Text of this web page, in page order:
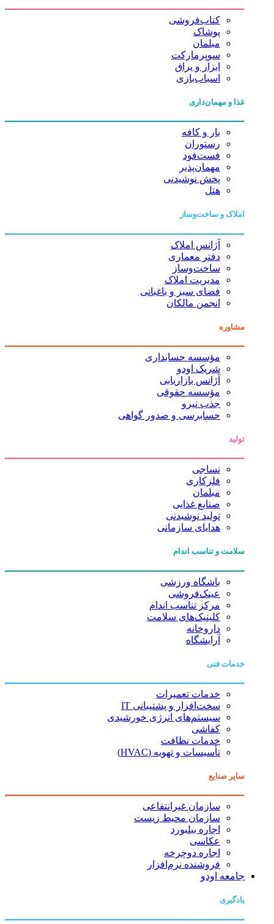
کتاب‌فروشی
پوشاک
مبلمان
سوپرمارکت
ابزار و یراق
اسباب‌بازی
غذا و مهمان‌داری
بار و کافه
رستوران
فست‌فود
مهمان‌پذیر
پخش نوشیدنی
هتل
املاک و ساخت‌وساز
آژانس املاک
دفتر معماری
ساخت‌وساز
مدیریت املاک
فضای سبز و باغبانی
انجمن مالکان
مشاوره
مؤسسه حسابداری
شریک اودو
آژانس بازاریابی
مؤسسه حقوقی
جذب نیرو
حسابرسی و صدور گواهی
تولید
نساجی
فلزکاری
مبلمان
صنایع غذایی
تولید نوشیدنی
هدایای سازمانی
سلامت و تناسب اندام
باشگاه ورزشی
عینک‌فروشی
مرکز تناسب اندام
کلینیک‌های سلامت
داروخانه
آرایشگاه
خدمات فنی
خدمات تعمیرات
سخت‌افزار و پشتیبانی IT
سیستم‌های انرژی خورشیدی
کفاشی
خدمات نظافت
تأسیسات و تهویه (HVAC)
سایر صنایع
سازمان غیرانتفاعی
سازمان محیط زیست
اجاره بیلبورد
عکاسی
اجاره دوچرخه
فروشنده نرم‌افزار
جامعه اودو
یادگیری